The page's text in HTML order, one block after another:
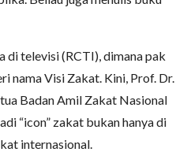
di televisi (RCTI), dimana pak
nama Visi Zakat. Kini, Prof. Dr.
Badan Amil Zakat Nasional
“icon” zakat bukan hanya di
internasional.